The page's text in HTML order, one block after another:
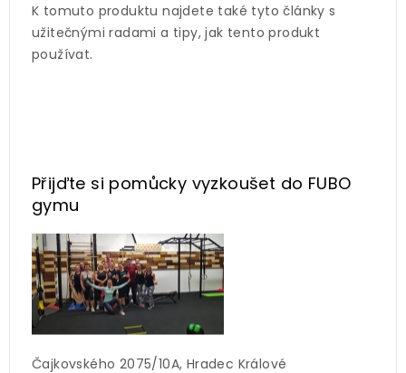
K tomuto produktu najdete také tyto články s
užitečnými radami a tipy, jak tento produkt
používat.
Přijďte si pomůcky vyzkoušet do FUBO
gymu
Čajkovského 2075/10A, Hradec Králové